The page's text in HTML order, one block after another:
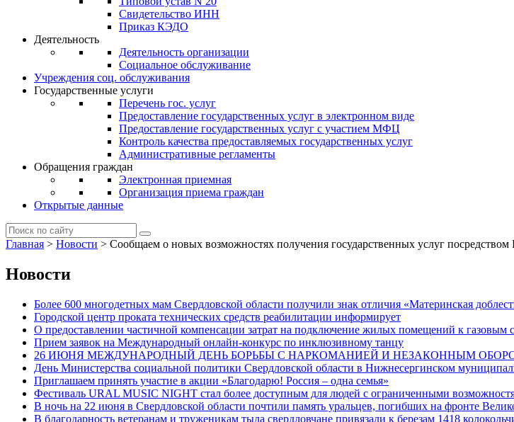
Свидетельство ИНН
Приказ КЭДО
Деятельность
Деятельность организации
Социальное обслуживание
Учреждения соц. обслуживания
Государственные услуги
Перечень гос. услуг
Предоставление государственных услуг в электронном виде
Предоставление государственных услуг с участием МФЦ
Контроль качества предоставляемых государственных услуг
Административные регламенты
Обращения граждан
Электронная приемная
Организация приема граждан
Открытые данные
Главная > Новости > Сообщаем о новых возможностях получения государственных услуг
Новости
Более 600 многодетных мам Свердловской области получили знак отличия «Материнская
Городской центр проката технических средств реабилитации информирует
О предоставлении частичной компенсации затрат на подключение жилых помещений к газовым
Прием заявок на Международный онлайн-конкурс по инклюзивному танцу
26 ИЮНЯ МЕЖДУНАРОДНЫЙ ДЕНЬ БОРЬБЫ С НАРКОМАНИЕЙ И НЕЗАКОННЫМ
День Министерства социальной политики Свердловской области в Нижнесергинском
Приглашаем принять участие в акции «Благодарю! Россия – одна семья»
Фестиваль URAL MUSIC NIGHT стал более доступным для людей с ограниченными
В ночь на 22 июня в Свердловской области почтили память уральцев, погибших на фронте
В благодарность ветеранам и труженикам тыла свердловчане привязали к березам 1418